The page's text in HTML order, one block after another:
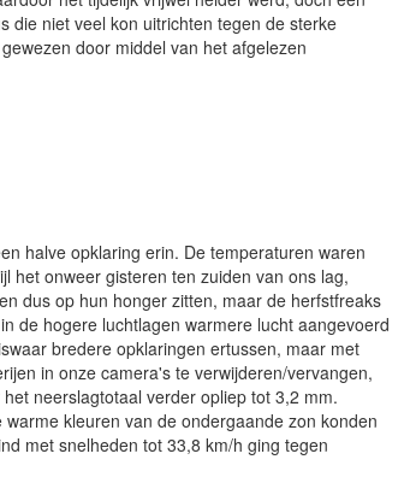
die niet veel kon uitrichten tegen de sterke
door middel van het afgelezen
halve opklaring erin. De temperaturen waren
het onweer gisteren ten zuiden van ons lag,
dus op hun honger zitten, maar de herfstfreaks
de hogere luchtlagen warmere lucht aangevoerd
bredere opklaringen ertussen, maar met
in onze camera's te verwijderen/vervangen,
neerslagtotaal verder opliep tot 3,2 mm.
kleuren van de ondergaande zon konden
met snelheden tot 33,8 km/h ging tegen